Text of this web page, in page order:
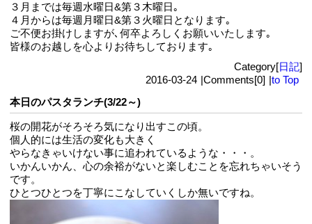
３月までは毎週水曜日&第３木曜日｡
４月からは毎週月曜日&第３火曜日となります｡
ご不便お掛けしますが､何卒よろしくお願いいたします｡
皆様のお越しを心よりお待ちしております｡
Category[日記]
2016-03-24 |Comments[0] |to Top
本日のパスタランチ(3/22～)
桜の開花がそろそろ気になり出すこの頃。
個人的には生活の変化も大きく
やらなきゃいけない事に追われているような・・・。
いかんいかん、心の余裕がないと楽しむことを忘れちゃいそう
です。
ひとつひとつを丁寧にこなしていくしか無いですね。